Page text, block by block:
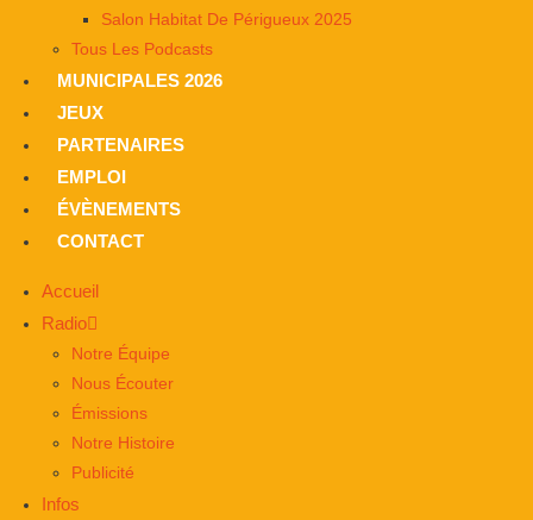
Salon Habitat De Périgueux 2025
Tous Les Podcasts
MUNICIPALES 2026
JEUX
PARTENAIRES
EMPLOI
ÉVÈNEMENTS
CONTACT
Accueil
Radio
Notre Équipe
Nous Écouter
Émissions
Notre Histoire
Publicité
Infos